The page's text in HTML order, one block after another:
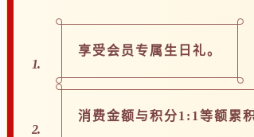
1.
享受会员专属生日礼。
2.
消费金额与积分1:1等额累